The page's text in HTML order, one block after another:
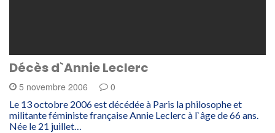
Décès d`Annie Leclerc
5 novembre 2006 0
Le 13 octobre 2006 est décédée à Paris la philosophe et
militante féministe française Annie Leclerc à l`âge de 66 ans.
Née le 21 juillet…